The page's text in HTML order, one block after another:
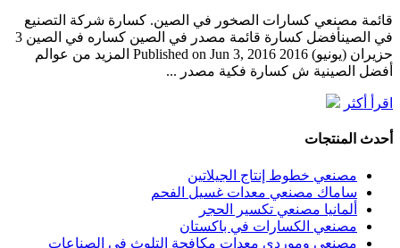
قائمة مصنعي كسارات الصخور في الصين. كسارة شركة التصنيع
في الصينأفضل كسارة قائمة مصدر في الصين كساره في الصين 3
حزيران (يونيو) 2016 Published on Jun 3, 2016 المزيد من عوالم
أفضل الصينية ش كسارة فكية مصدر ...
اقرأ أكثر
أحدث المنتجات
مصنعي خطوط إنتاج الجيلاتين
ساماك مصنعي معدات غسيل الفحم
ألمانيا مصنعي تكسير الحجر
مصنعي الكسارات في باكستان
مصنعي وموردي معدات مكافحة التلوث في الصناعات